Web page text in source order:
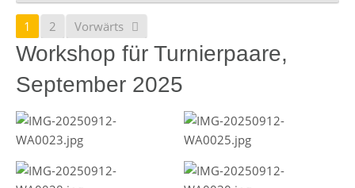
1 2 Vorwärts
Workshop für Turnierpaare,
September 2025